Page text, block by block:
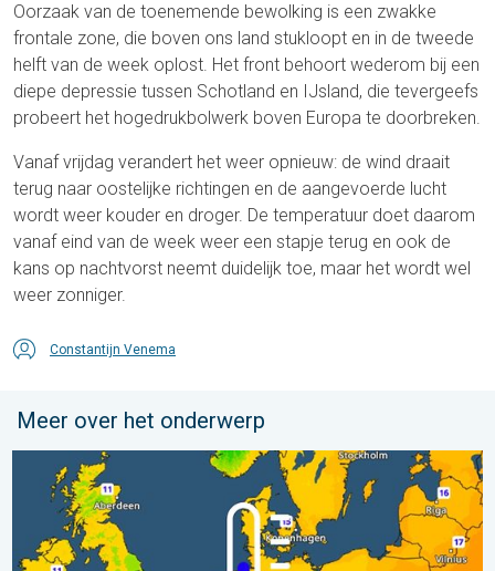
Oorzaak van de toenemende bewolking is een zwakke
frontale zone, die boven ons land stukloopt en in de tweede
helft van de week oplost. Het front behoort wederom bij een
diepe depressie tussen Schotland en IJsland, die tevergeefs
probeert het hogedrukbolwerk boven Europa te doorbreken.
Vanaf vrijdag verandert het weer opnieuw: de wind draait
terug naar oostelijke richtingen en de aangevoerde lucht
wordt weer kouder en droger. De temperatuur doet daarom
vanaf eind van de week weer een stapje terug en ook de
kans op nachtvorst neemt duidelijk toe, maar het wordt wel
weer zonniger.
Constantijn Venema
Meer over het onderwerp
Er komen koelere nachten aan. West- en Midden-Europa. . .